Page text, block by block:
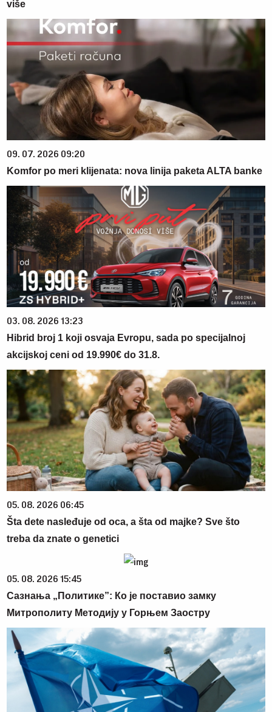
više
09. 07. 2026 09:20
Komfor po meri klijenata: nova linija paketa ALTA banke
03. 08. 2026 13:23
Hibrid broj 1 koji osvaja Evropu, sada po specijalnoj
akcijskoj ceni od 19.990€ do 31.8.
05. 08. 2026 06:45
Šta dete nasleđuje od oca, a šta od majke? Sve što
treba da znate o genetici
05. 08. 2026 15:45
Сазнања „Политике”: Ко је поставио замку
Митрополиту Методију у Горњем Заостру